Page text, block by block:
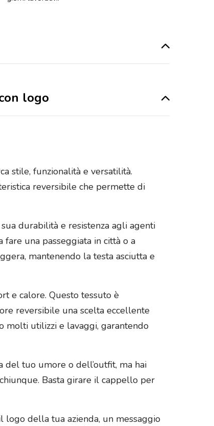
logo
stile, funzionalità e versatilità.
reversibile che permette di
durabilità e resistenza agli agenti
una passeggiata in città o a
mantenendo la testa asciutta e
e calore. Questo tessuto è
reversibile una scelta eccellente
molti utilizzi e lavaggi, garantendo
tuo umore o dell’outfit, ma hai
Basta girare il cappello per
logo della tua azienda, un messaggio